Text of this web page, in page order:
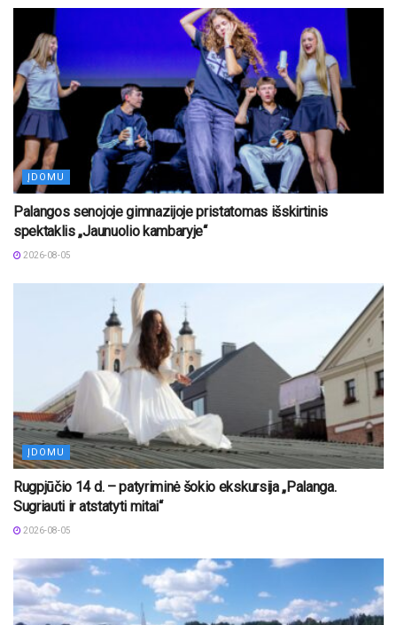
ĮDOMU
Palangos senojoje gimnazijoje pristatomas išskirtinis
spektaklis „Jaunuolio kambaryje“
2026-08-05
ĮDOMU
Rugpjūčio 14 d. – patyriminė šokio ekskursija „Palanga.
Sugriauti ir atstatyti mitai“
2026-08-05